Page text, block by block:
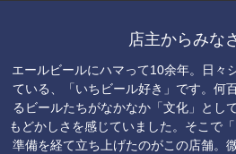
店主からみな
エールビールにハマって10余年。日々
ている、「いちビール好き」です。何
るビールたちがなかなか「文化」とし
もどかしさを感じていました。そこで
準備を経て立ち上げたのがこの店舗。